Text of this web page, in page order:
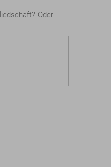
Oder